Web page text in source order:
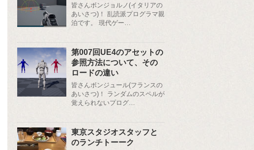
皆さんボンジョルノ(イタリアの
あいさつ)！ 乱読派プログラマ親
泊です。 現代ゲー…
第007回UE4のアセットの
参照方法について、その
ロードの違い
皆さんボンジュール(フランスの
あいさつ)！ ランダムのスペルが
覚えられないプログ…
東京スタジオスタッフと
のランチトーーク